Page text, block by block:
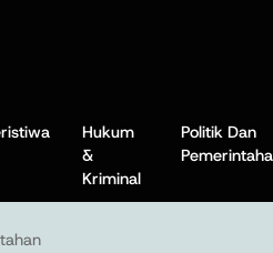
Hukum
&
Kriminal
Politik Dan